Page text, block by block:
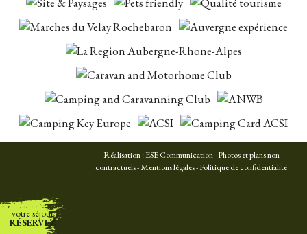
RÉSERVEZ
votre séjour
Réalisation :ESE Communication- Photos et plans non
contractuels -Mentions légales-Politique de confidentialité